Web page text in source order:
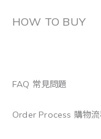
HOW TO BUY
FAQ 常見問題
Order Process 購物流